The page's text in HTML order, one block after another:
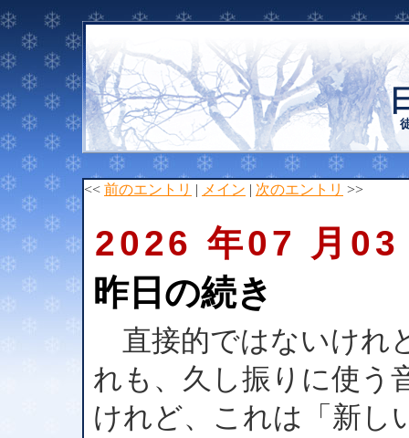
<< 前のエントリ | メイン | 次のエントリ >>
2026 年07 月03
昨日の続き
直接的ではないけれ
れも、久し振りに使う
けれど、これは「新し